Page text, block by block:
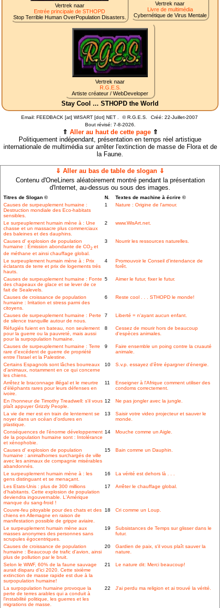
Vertrek naar
Entrée principale de STHOPD
Stop Terrible Human OverPopulation Disasters.
Vertrek naar
Livre de multimédia
Cybernétique de Virus Mentale
Vertrek naar
R.G.E.S.
Artiste créateur / WebDeveloper
Stay Cool ... STHOPD the World
Email: FEEDBACK [at] WISART [dot] NET . ©R.G.E.S.
Créé: 22-Juillet-2007
Bout révisé: 7-8-2026.
⇑ Aller au haut de cette page⇑
Politiquement indépendant, présentation en temps réel artistique
internationale de multimédia sur arrêter l'extinction de masse de Flora et de
la Faune.
⇓ Aller au bas de table de slogan ⇓
Contenu d'OneLiners aléatoirement montré pendant la présentation
d'Internet, au-dessus ou sous des images.
Titres de Slogan © N.
Textes de machine à écrire ©
Causes de surpeuplement humaine :
Destruction mondiale des Eco-habitats
sensibles.
1 Nature : Origine de l'amour.
Le surpeuplement humain mène à : Une
chasse et un massacre plus commerciaux
des baleines et des dauphins.
2 www.WisArt.net.
Causes d' explosion de population
humaine : Émission abondante de CO2 et
de méthane et ainsi chauffage global.
3 Nourrir les ressources naturelles.
Le surpeuplement humain mène à : Prix
éclatants de terre et prix de logements trés
hauts.
4
Promouvoir le Conseil d'intendance de
forêt.
Causes de surpeuplement humaine : Fonte
des chapeaux de glace et se lever de ce
fait de Sealevels.
5 Aimer le futur, fixer le futur.
Causes de croissance de population
humaine : Irritation et stress parmi des
citoyens.
6 Reste cool . . . STHOPD le monde!
Causes de surpeuplement humaine : Perte
de silence tranquille autour de nous.
7 Liberté = n'ayant aucun enfant.
Réfugiés fuient en bateau, non seulement
pour la guerre ou la pauvreté, mais aussi
pour la surpopulation humaine.
8
Cessez de mourir hors de beaucoup
d'espèces animales.
Causes de surpeuplement humaine : Terre
rare d'excédent de guerre de propriété
entre l'Israel et la Palestine.
9
Faire ensemble un poing contre la cruauté
animale.
Certains Espagnols sont lâches bourreaux
d'animaux, notamment en ce qui concerne
les chiens.
10 S.v.p. essayez d'être épargner d'énergie.
Arrêtez le braconnage illégal et le meurtre
d'éléphants rares pour leurs défenses en
ivoire.
11
Enseigner à l'Afrique comment utiliser des
condoms correctement.
En l'honneur de Timothy Treadwell: s'il vous
plaît appuyer Grizzly People.
12 Ne pas jongler avec la jungle.
La vie de mer est en train de lentement se
noyer dans un océan d'ordures en
plastique.
13
Saisir votre video projecteur et sauver le
monde.
Conséquences de l'énorme développement
de la population humaine sont : Intolérance
et xénophobie.
14 Mouche comme un Aigle.
Causes d' explosion de population
humaine : animalhomes surchargés de ville
avec les animaux de compagnie misérables
abandonnés.
15 Bain comme un Dauphin.
Le surpeuplement humain mène à : les
gens distinguant et se menaçant.
16 La vérité est dehors là . . .
Les Etats-Unis : plus de 300 millions
d'habitants. Cette explosion de population
deviendra ingouvernable. L'Amérique
manque du sang-froid !
17 Arrêter le chauffage global.
Couvre-feu pitoyable pour des chats et des
chiens en Allemagne en raison de
manifestation possible de grippe aviaire.
18 Cri comme un Loup.
Le surpeuplement humain mène aux
masses anonymes des personnes sans
scrupules égocentriques.
19
Subsistances de Temps sur glisser dans le
futur.
Causes de croissance de population
humaine : Beaucoup de trafic d'avion, ainsi
plus de pollution par le bruit.
20
Gardien de paix, s'il vous plaît sauver la
nature.
Selon le WWF, 60% de la faune sauvage
aurait disparu d'ici 2020. Cette sixième
extinction de masse rapide est due à la
surpopulation humaine!
21 Le nature dit: Merci beaucoup!
La surpopulation humaine provoque la
perte de terres arables qui a conduit à
l'instabilité politique, les guerres et les
migrations de masse.
22 J'ai perdu ma religion et ai trouvé la vérité.